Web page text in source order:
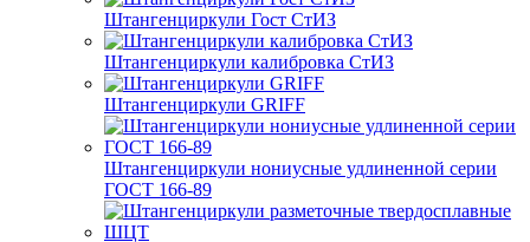
Штангенциркули Гост СтИЗ
Штангенциркули калибровка СтИЗ
Штангенциркули GRIFF
Штангенциркули нониусные удлиненной серии
ГОСТ 166-89